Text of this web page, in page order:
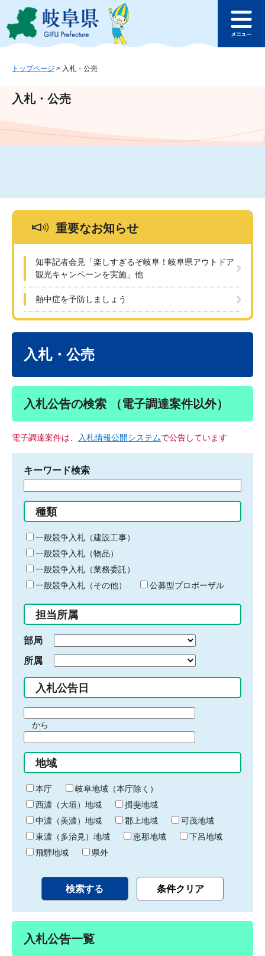
ジ
ュ
文
このページの本文へ
ュ
トップページ > 入札・公売
入札・公売
重要なお知らせ
知事記者会見「楽しすぎるぞ岐阜！岐阜県アウトドア
観光キャンペーンを実施」他
熱中症を予防しましょう
入札・公売
入札公告の検索 （電子調達案件以外）
電子調達案件は、 入札情報公開システムで公告しています
キーワード検索
る
キ
ー
ワ
ー
ド
入
力
種類
一般競争入札（建設工事）
一般競争入札（物品）
一般競争入札（業務委託）
一般競争入札（その他）
公募型プロポーザル
担当所属
部局
所属
入札公告日
間
始
り
から
間
終
わ
り
地域
本庁
岐阜地域（本庁除く）
西濃（大垣）地域
揖斐地域
中濃（美濃）地域
郡上地域
可茂地域
東濃（多治見）地域
恵那地域
下呂地域
飛騨地域
県外
入札公告一覧